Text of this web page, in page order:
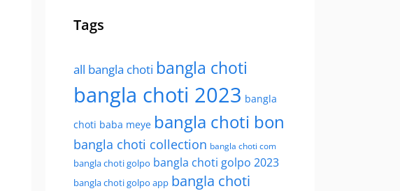
Tags
all bangla choti bangla choti
bangla choti 2023 bangla
choti baba meye bangla choti bon
bangla choti collection bangla choti com
bangla choti golpo bangla choti golpo 2023
bangla choti golpo app bangla choti